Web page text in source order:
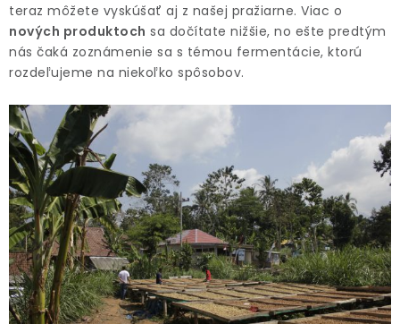
teraz môžete vyskúšať aj z našej pražiarne. Viac o
nových produktoch sa dočítate nižšie, no ešte predtým
nás čaká zoznámenie sa s témou fermentácie, ktorú
rozdeľujeme na niekoľko spôsobov.